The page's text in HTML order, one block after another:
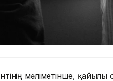
мәліметінше, қайғылы